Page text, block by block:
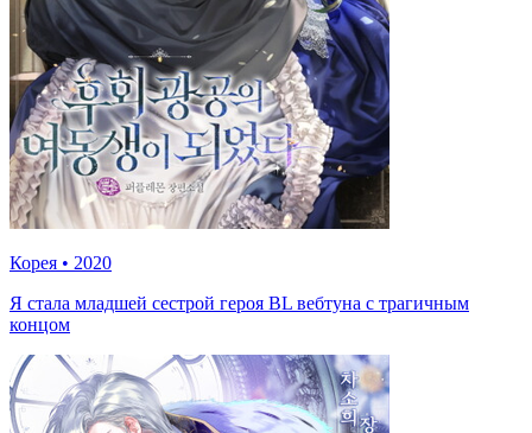
Корея • 2020
Я стала младшей сестрой героя BL вебтуна с трагичным
концом